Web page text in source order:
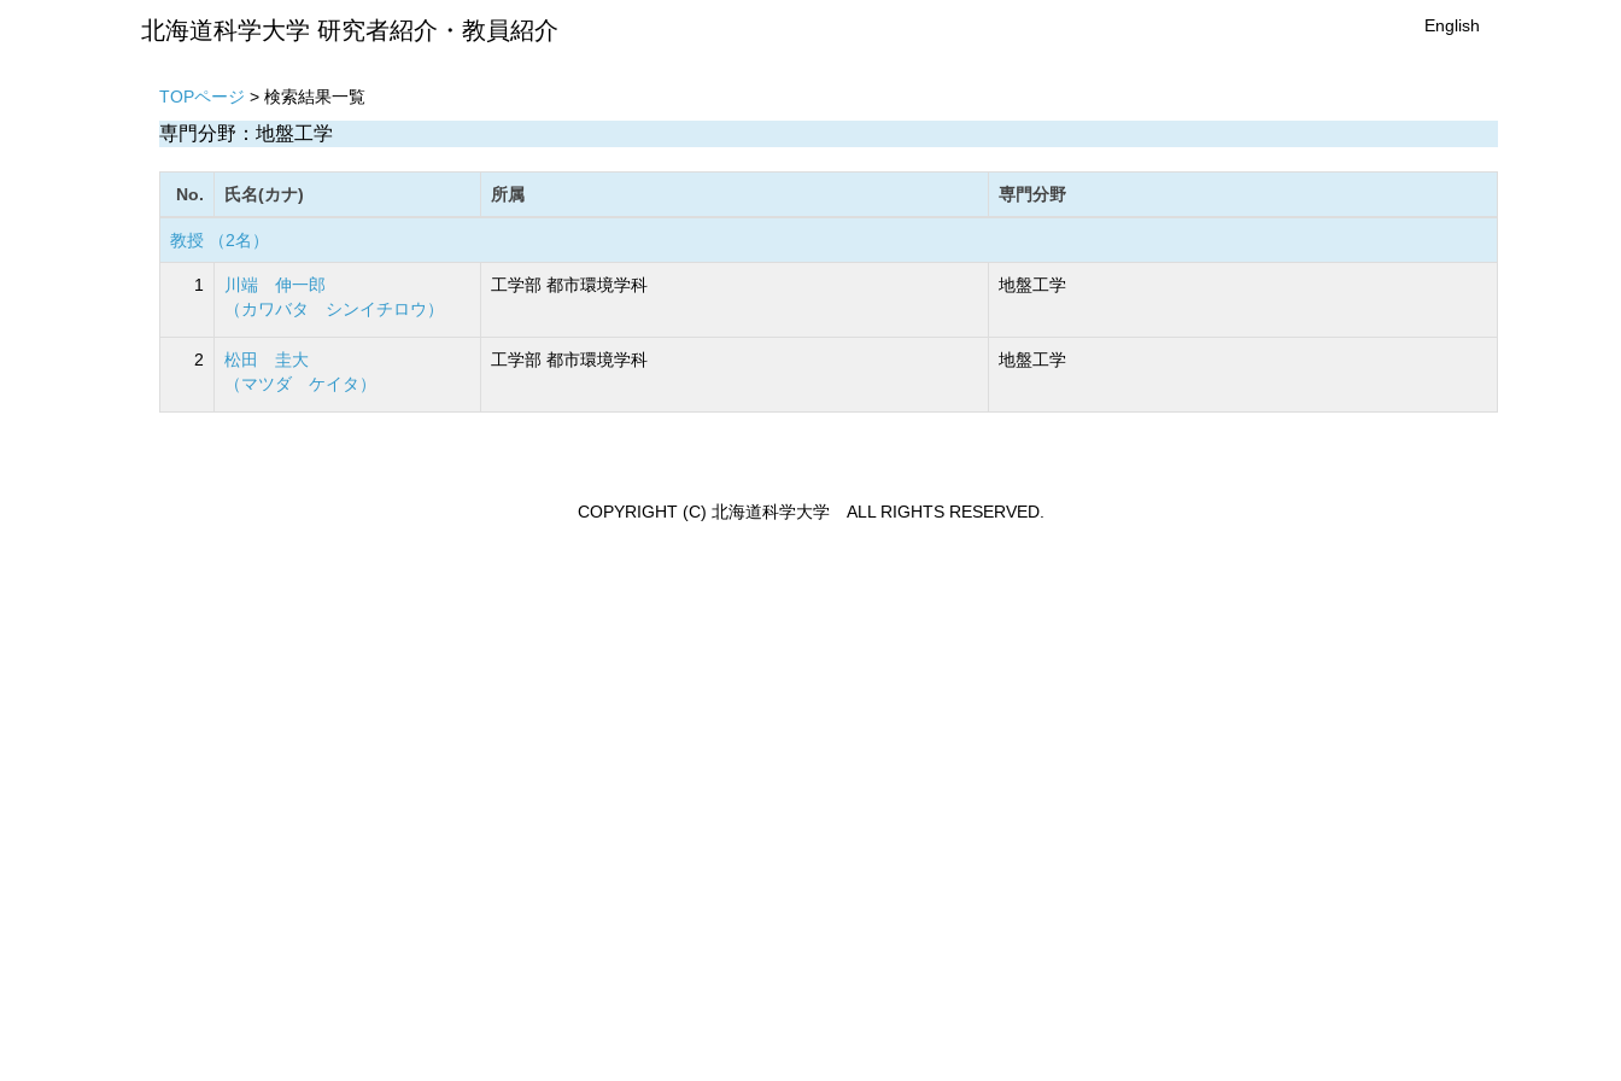
北海道科学大学 研究者紹介・教員紹介 English
TOPページ > 検索結果一覧
専門分野：地盤工学
No. 氏名(カナ) 所属 専門分野
教授 （2名）
1
川端 伸一郎
（カワバタ シンイチロウ）
工学部 都市環境学科 地盤工学
2
松田 圭大
（マツダ ケイタ）
工学部 都市環境学科 地盤工学
COPYRIGHT (C) 北海道科学大学 ALL RIGHTS RESERVED.